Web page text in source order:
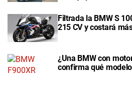
Filtrada la BMW S
215 CV y costará
¿Una BMW con
confirma qué